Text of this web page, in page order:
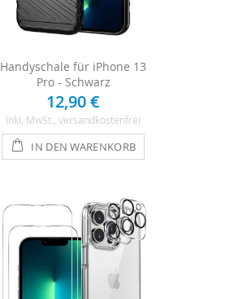
Handyschale für iPhone 13
Pro - Schwarz
12,90 €
Inkl. MwSt., versandkostenfrei
IN DEN WARENKORB